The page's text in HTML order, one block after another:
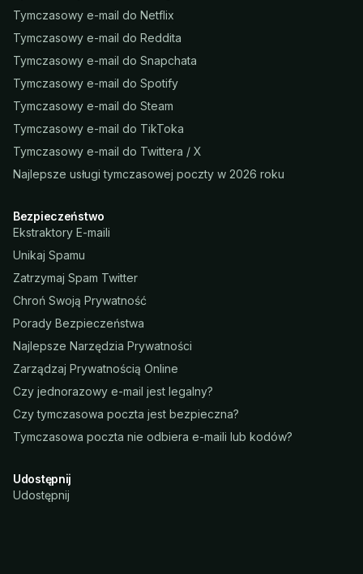
Tymczasowy e-mail do Netflix
Tymczasowy e-mail do Reddita
Tymczasowy e-mail do Snapchata
Tymczasowy e-mail do Spotify
Tymczasowy e-mail do Steam
Tymczasowy e-mail do TikToka
Tymczasowy e-mail do Twittera / X
Najlepsze usługi tymczasowej poczty w 2026 roku
Bezpieczeństwo
Ekstraktory E-maili
Unikaj Spamu
Zatrzymaj Spam Twitter
Chroń Swoją Prywatność
Porady Bezpieczeństwa
Najlepsze Narzędzia Prywatności
Zarządzaj Prywatnością Online
Czy jednorazowy e-mail jest legalny?
Czy tymczasowa poczta jest bezpieczna?
Tymczasowa poczta nie odbiera e-maili lub kodów?
Udostępnij
Udostępnij